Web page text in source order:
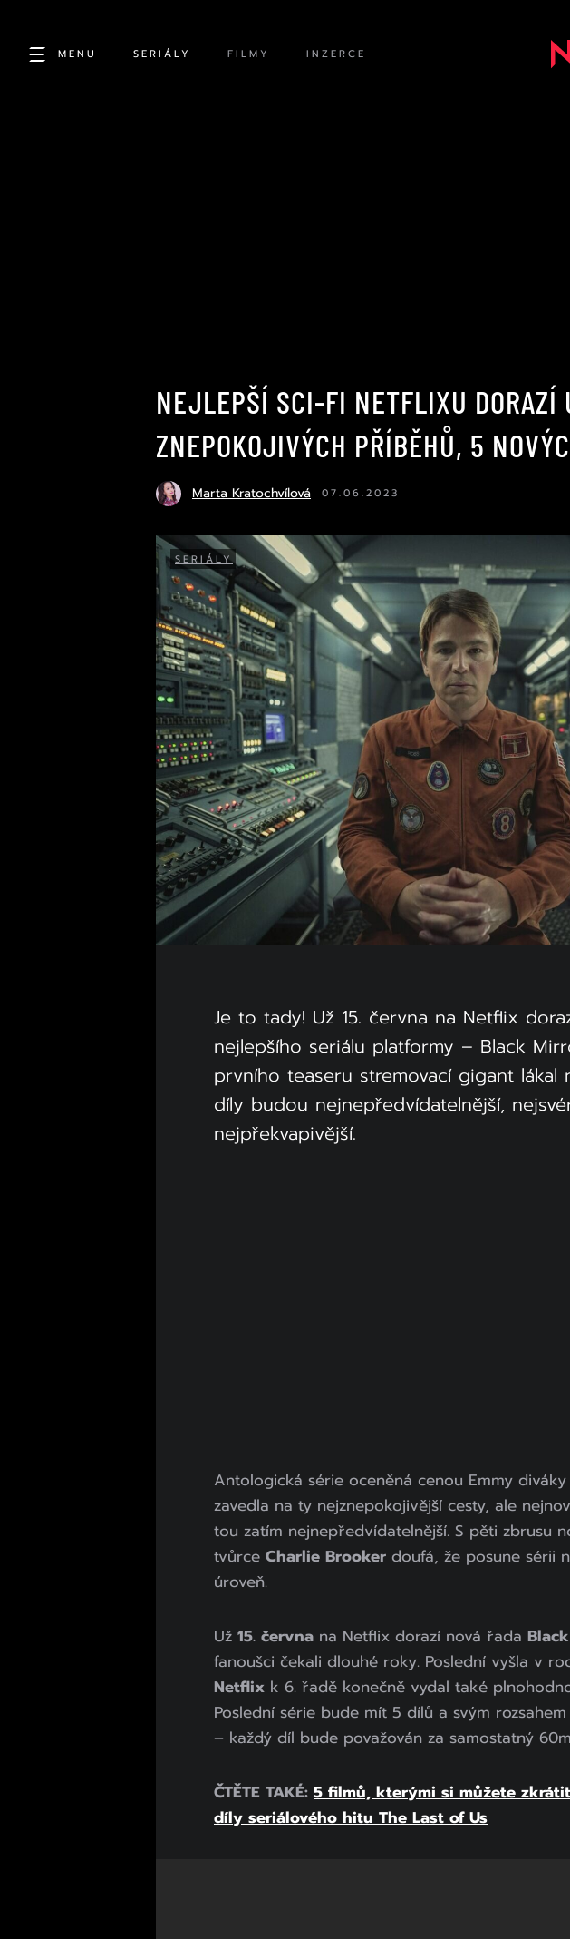
MENU SERIÁLY FILMY INZERCE
NEJLEPŠÍ SCI-FI NETFLIXU
ZNEPOKOJIVÝCH PŘÍBĚHŮ, 5
Marta Kratochvílová 07.06.2023
SERIÁLY
Je to tady! Už 15. června na Netflix
nejlepšího seriálu platformy – Black
prvního teaseru stremovací gigant lákal
díly budou nejnepředvídatelnější,
nejpřekvapivější.
Antologická série oceněná cenou Emmy
zavedla na ty nejznepokojivější cesty, ale
tou zatím nejnepředvídatelnější. S pěti zbrusu
tvůrce Charlie Brooker doufá, že posune sérii
úroveň.
Už 15. června na Netflix dorazí nová řada
fanoušci čekali dlouhé roky. Poslední vyšla v
Netflix k 6. řadě konečně vydal také
Poslední série bude mít 5 dílů a svým
– každý díl bude považován za samostatný
ČTĚTE TAKÉ: 5 filmů, kterými si můžete
díly seriálového hitu The Last of Us